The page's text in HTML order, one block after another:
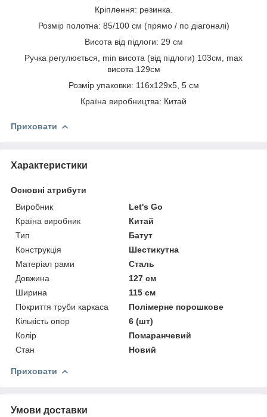
Кріплення: резинка.
Розмір полотна: 85/100 см (прямо / по діагоналі)
Висота від підлоги: 29 см
Ручка регулюється, min висота (від підлоги) 103см, max
висота 129см
Розмір упаковки: 116х129х5, 5 см
Країна виробництва: Китай
Приховати
Характеристики
Основні атрибути
Виробник
Let's Go
Країна виробник
Китай
Тип
Батут
Конструкція
Шестикутна
Матеріал рами
Сталь
Довжина
127 см
Ширина
115 см
Покриття труби каркаса
Полімерне порошкове
Кількість опор
6 (шт)
Колір
Помаранчевий
Стан
Новий
Приховати
Умови доставки